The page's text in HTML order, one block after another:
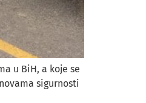
u BiH, a koje se
sigurnosti